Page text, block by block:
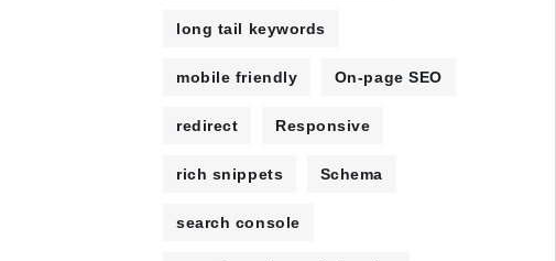
long tail keywords
mobile friendly On-page SEO
redirect Responsive
rich snippets Schema
search console